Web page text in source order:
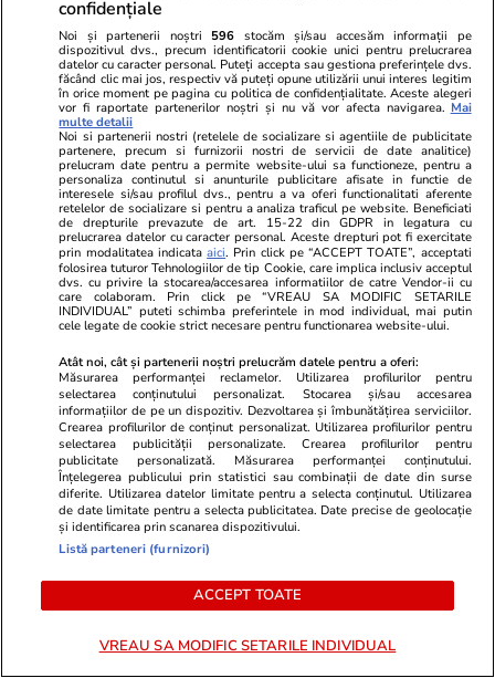
Știri România 20:55
Nava Gas Lisbon din Marea Neagră, survolată
din nou. Temperatura în zonă a scăzut, dar
accesul la bord nu este încă permis, anunță
DSU
Știri România 20:23
Ilie Bolojan, despre criza posturilor din
sănătate: „Sunt spitale unde cheltuielile de
personal reprezintă 90% din total”. A
prezentat un grafic și a luat o decizie
Sănătate și Fitness 20:20
Încă un bebeluș a murit așteptând un pat liber
la secția ATI de la Spitalul M.S. Curie. Dr.
Cîrstoveanu: „Deblocarea posturilor este o
gură de oxigen, când ești în agonie”
Mîhailo Fedorov refuză „postul demn” propus
confidențiale
Noi și partenerii noștri 596 stocăm și/sau accesăm informații pe
dispozitivul dvs., precum identificatorii cookie unici pentru prelucrarea
datelor cu caracter personal. Puteți accepta sau gestiona preferințele dvs.
făcând clic mai jos, respectiv vă puteți opune utilizării unui interes legitim
în orice moment pe pagina cu politica de confidențialitate. Aceste alegeri
vor fi raportate partenerilor noștri și nu vă vor afecta navigarea. Mai
multe detalii
Noi si partenerii nostri (retelele de socializare si agentiile de publicitate
partenere, precum si furnizorii nostri de servicii de date analitice)
prelucram date pentru a permite website-ului sa functioneze, pentru a
personaliza continutul si anunturile publicitare afisate in functie de
interesele si/sau profilul dvs., pentru a va oferi functionalitati aferente
retelelor de socializare si pentru a analiza traficul pe website. Beneficiati
de drepturile prevazute de art. 15-22 din GDPR in legatura cu
prelucrarea datelor cu caracter personal. Aceste drepturi pot fi exercitate
prin modalitatea indicataaici. Prin click pe “ACCEPT TOATE”, acceptati
folosirea tuturor Tehnologiilor de tip Cookie, care implica inclusiv acceptul
dvs. cu privire la stocarea/accesarea informatiilor de catre Vendor-ii cu
care colaboram. Prin click pe “VREAU SA MODIFIC SETARILE
INDIVIDUAL” puteti schimba preferintele in mod individual, mai putin
cele legate de cookie strict necesare pentru functionarea website-ului.
Atât noi, cât și partenerii noștri prelucrăm datele pentru a oferi:
Măsurarea performanței reclamelor. Utilizarea profilurilor pentru
selectarea conținutului personalizat. Stocarea și/sau accesarea
informațiilor de pe un dispozitiv. Dezvoltarea și îmbunătățirea serviciilor.
Crearea profilurilor de conținut personalizat. Utilizarea profilurilor pentru
selectarea publicității personalizate. Crearea profilurilor pentru
publicitate personalizată. Măsurarea performanței conținutului.
Înțelegerea publicului prin statistici sau combinații de date din surse
diferite. Utilizarea datelor limitate pentru a selecta conținutul. Utilizarea
de date limitate pentru a selecta publicitatea. Date precise de geolocație
și identificarea prin scanarea dispozitivului.
Listă parteneri (furnizori)
ACCEPT TOATE
VREAU SA MODIFIC SETARILE INDIVIDUAL